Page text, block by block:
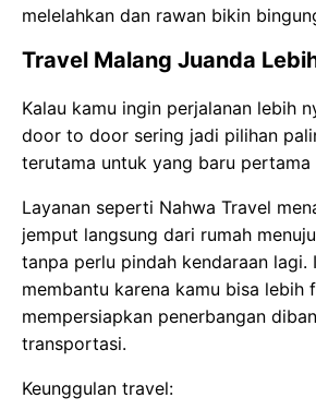
melelahkan dan rawan bikin
Travel Malang Juanda
Kalau kamu ingin perjalanan lebih
door to door sering jadi pilihan
terutama untuk yang baru pertama
Layanan seperti Nahwa Travel
jemput langsung dari rumah
tanpa perlu pindah kendaraan lagi.
membantu karena kamu bisa lebih
mempersiapkan penerbangan
transportasi.
Keunggulan travel: